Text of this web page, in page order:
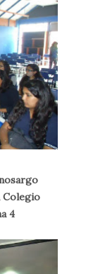
Colegio
4